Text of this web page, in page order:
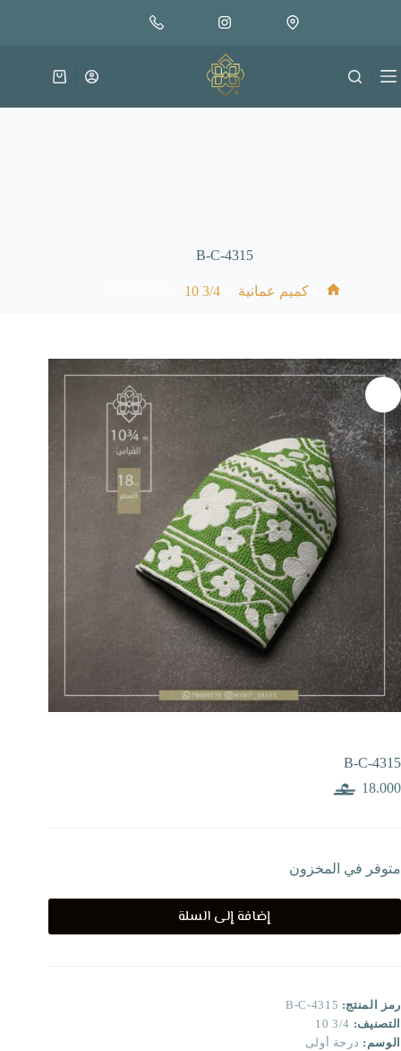
متوفر في المخزون
إضافة إلى السلة
عربة
B-C-4315
كميم عمانية 3/4 10
B-C-4315
18.000
متوفر في المخزون
إضافة إلى السلة
رمز المنتج: B-C-4315
التصنيف: 3/4 10
الوسم: درجة أولى